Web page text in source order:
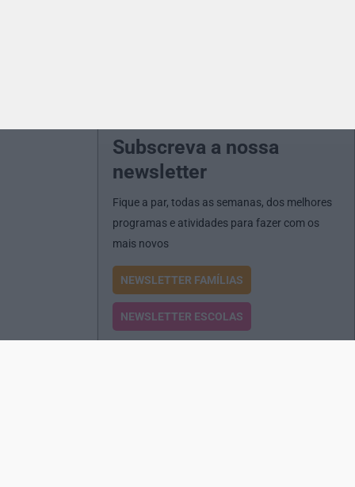
Subscreva a nossa
newsletter
Fique a par, todas as semanas, dos melhores
programas e atividades para fazer com os
mais novos
NEWSLETTER FAMÍLIAS
NEWSLETTER ESCOLAS